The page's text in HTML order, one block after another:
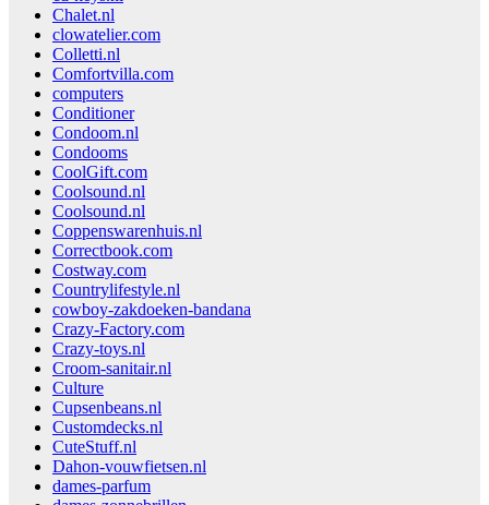
Chalet.nl
clowatelier.com
Colletti.nl
Comfortvilla.com
computers
Conditioner
Condoom.nl
Condooms
CoolGift.com
Coolsound.nl
Coolsound.nl
Coppenswarenhuis.nl
Correctbook.com
Costway.com
Countrylifestyle.nl
cowboy-zakdoeken-bandana
Crazy-Factory.com
Crazy-toys.nl
Croom-sanitair.nl
Culture
Cupsenbeans.nl
Customdecks.nl
CuteStuff.nl
Dahon-vouwfietsen.nl
dames-parfum